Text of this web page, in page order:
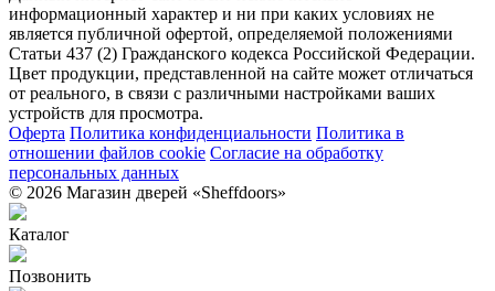
информационный характер и ни при каких условиях не
является публичной офертой, определяемой положениями
Статьи 437 (2) Гражданского кодекса Российской Федерации.
Цвет продукции, представленной на сайте может отличаться
от реального, в связи с различными настройками ваших
устройств для просмотра.
Оферта Политика конфиденциальности Политика в
отношении файлов cookie Согласие на обработку
персональных данных
© 2026 Магазин дверей «Sheffdoors»
Каталог
Позвонить